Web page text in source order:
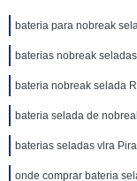
bateria para nobreak
baterias nobreak
bateria nobreak selada
bateria selada de
baterias seladas vlra
onde comprar bateria